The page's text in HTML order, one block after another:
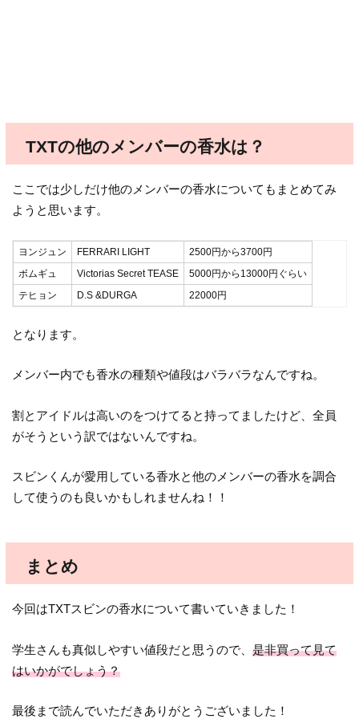
TXTの他のメンバーの香水は？
ここでは少しだけ他のメンバーの香水についてもまとめてみ
ようと思います。
ヨンジュン FERRARI LIGHT
2500円から3700円
ボムギュ
Victorias Secret TEASE
5000円から13000円ぐらい
テヒョン
D.S &DURGA 22000円
となります。
メンバー内でも香水の種類や値段はバラバラなんですね。
割とアイドルは高いのをつけてると持ってましたけど、全員
がそうという訳ではないんですね。
スビンくんが愛用している香水と他のメンバーの香水を調合
して使うのも良いかもしれませんね！！
まとめ
今回はTXTスビンの香水について書いていきました！
学生さんも真似しやすい値段だと思うので、是非買って見て
はいかがでしょう？
最後まで読んでいただきありがとうございました！